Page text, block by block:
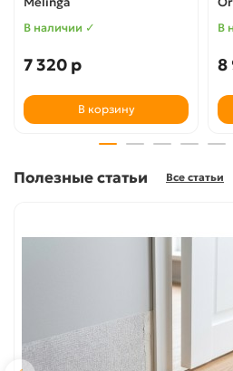
В наличии ✓
7 320 р
В корзину
В
8
Полезные статьи Все статьи